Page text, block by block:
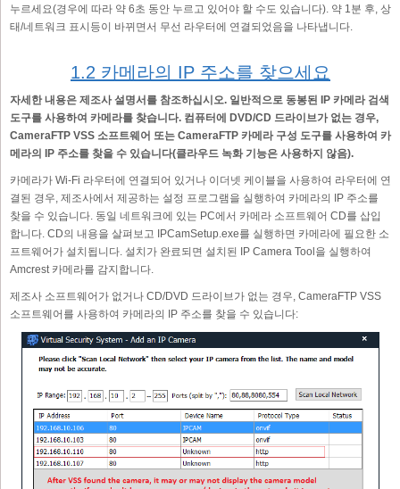
누르세요(경우에 따라 약 6초 동안 누르고 있어야 할 수도 있습니다). 약 1분 후, 상
태/네트워크 표시등이 바뀌면서 무선 라우터에 연결되었음을 나타냅니다.
1.2 카메라의 IP 주소를 찾으세요
자세한 내용은 제조사 설명서를 참조하십시오. 일반적으로 동봉된 IP 카메라 검색
도구를 사용하여 카메라를 찾습니다. 컴퓨터에 DVD/CD 드라이브가 없는 경우,
CameraFTP VSS 소프트웨어 또는 CameraFTP 카메라 구성 도구를 사용하여 카
메라의 IP 주소를 찾을 수 있습니다(클라우드 녹화 기능은 사용하지 않음).
카메라가 Wi-Fi 라우터에 연결되어 있거나 이더넷 케이블을 사용하여 라우터에 연
결된 경우, 제조사에서 제공하는 설정 프로그램을 실행하여 카메라의 IP 주소를
찾을 수 있습니다. 동일 네트워크에 있는 PC에서 카메라 소프트웨어 CD를 삽입
합니다. CD의 내용을 살펴보고 IPCamSetup.exe를 실행하면 카메라에 필요한 소
프트웨어가 설치됩니다. 설치가 완료되면 설치된 IP Camera Tool을 실행하여
Amcrest 카메라를 감지합니다.
제조사 소프트웨어가 없거나 CD/DVD 드라이브가 없는 경우, CameraFTP VSS
소프트웨어를 사용하여 카메라의 IP 주소를 찾을 수 있습니다: